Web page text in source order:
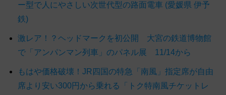
ー型で人にやさしい次世代型の路面電車 (愛媛県 伊予
鉄)
激レア！？ヘッドマークを初公開 大宮の鉄道博物館
で「アンパンマン列車」のパネル展 11/14から
もはや価格破壊！JR四国の特急「南風」指定席が自由
席より安い300円から乗れる「トク特南風チケットレ